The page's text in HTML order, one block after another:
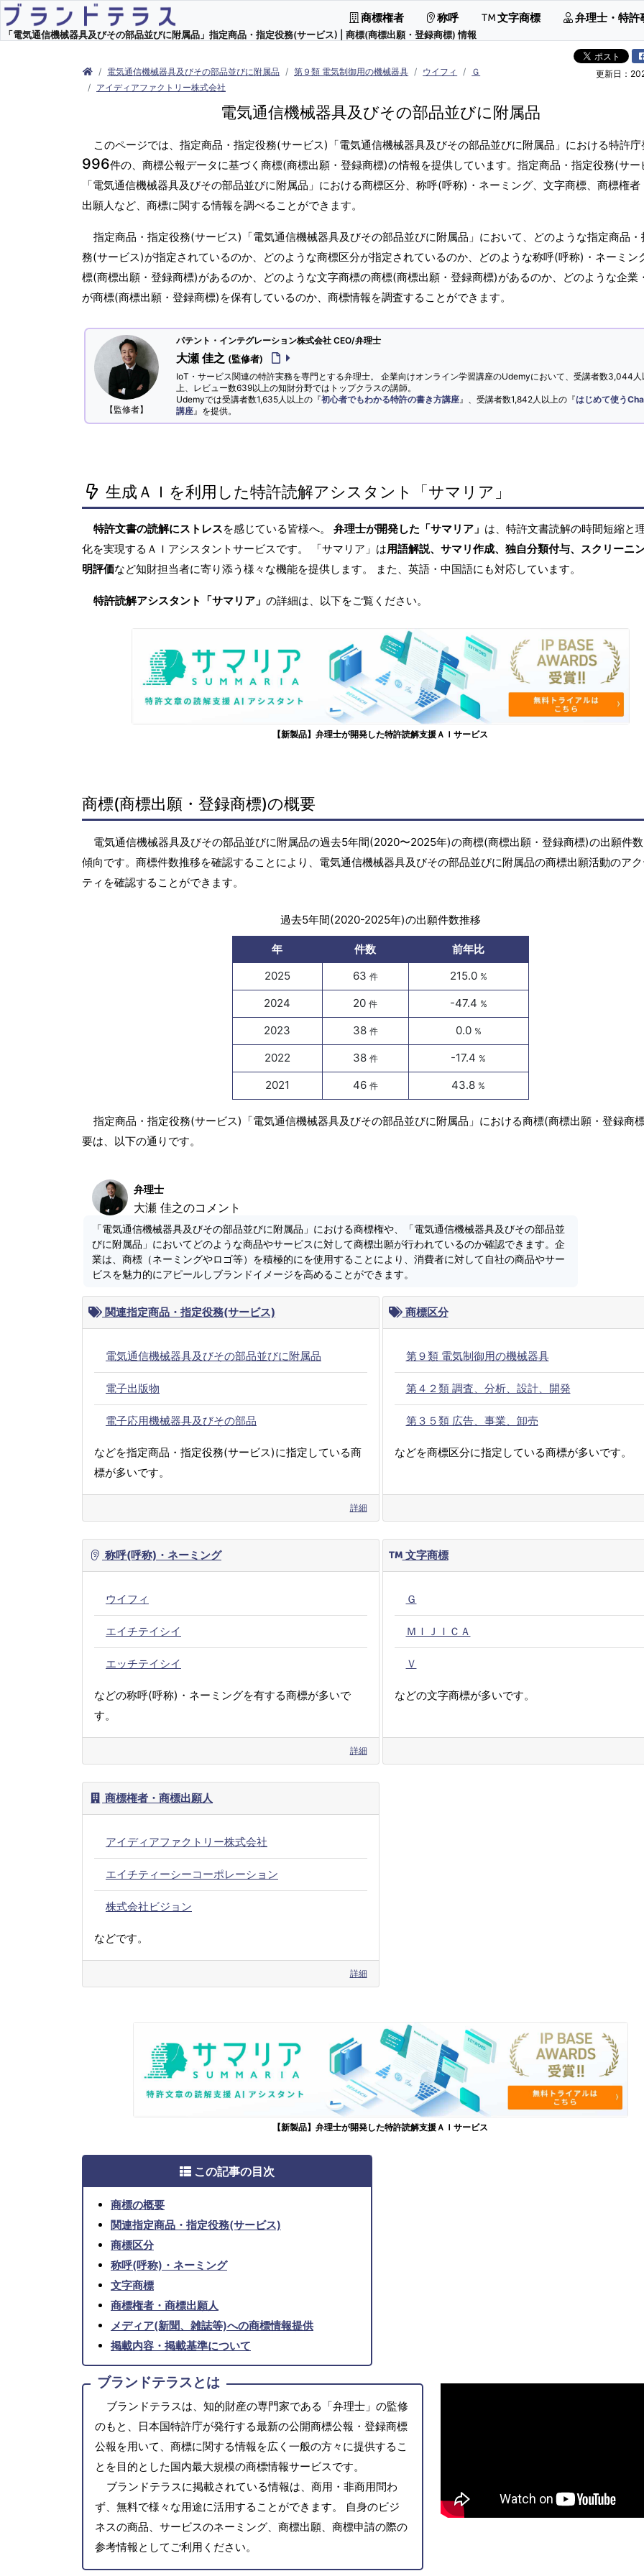
「電気通信機械器具及びその部品並びに附属品」指定商品・指定役務(サービス) | 商標(商標出願・登録商標) 情報
商標権者 称呼 文字商標 弁理士・特許
電気通信機械器具及びその部品並びに附属品 第９類 電気制御用の機械器具 ウイフィ
Ｇ
アイディアファクトリー株式会社
更新日：
電気通信機械器具及びその部品並びに附属品
このページでは、指定商品・指定役務(サービス)「電気通信機械器具及びその部品並びに附属品」における特許庁
996件の、商標公報データに基づく商標(商標出願・登録商標)の情報を提供しています。指定商品・指定役務(サー
「電気通信機械器具及びその部品並びに附属品」における商標区分、称呼(呼称)・ネーミング、文字商標、商標権者
出願人など、商標に関する情報を調べることができます。
指定商品・指定役務(サービス)「電気通信機械器具及びその部品並びに附属品」において、どのような指定商品・
務(サービス)が指定されているのか、どのような商標区分が指定されているのか、どのような称呼(呼称)・ネーミン
標(商標出願・登録商標)があるのか、どのような文字商標の商標(商標出願・登録商標)があるのか、どのような企業
が商標(商標出願・登録商標)を保有しているのか、商標情報を調査することができます。
【監修者】
パテント・インテグレーション株式会社 CEO/弁理士
大瀬 佳之 (監修者)
IoT・サービス関連の特許実務を専門とする弁理士。 企業向けオンライン学習講座のUdemyにおいて、受講者数3,044人
上、レビュー数639以上の知財分野ではトップクラスの講師。
Udemyでは受講者数1,635人以上の『初心者でもわかる特許の書き方講座 』、受講者数1,842人以上の『はじめて使う
講座 』を提供。
生成ＡＩを利用した特許読解アシスタント「サマリア」
特許文書の読解にストレスを感じている皆様へ。 弁理士が開発した「サマリア」 は、特許文書読解の時間短縮と
化を実現するＡＩアシスタントサービスです。 「サマリア」は用語解説、サマリ作成、独自分類付与、スクリーニ
明評価など知財担当者に寄り添う様々な機能を提供します。 また、英語・中国語にも対応しています。
特許読解アシスタント「サマリア」 の詳細は、以下をご覧ください。
【新製品】弁理士が開発した特許読解支援ＡＩサービス
商標(商標出願・登録商標)の概要
電気通信機械器具及びその部品並びに附属品の過去5年間(2020〜2025年)の商標(商標出願・登録商標)の出願件
傾向です。商標件数推移を確認することにより、電気通信機械器具及びその部品並びに附属品の商標出願活動のア
ティを確認することができます。
過去5年間(2020-2025年)の出願件数推移
年 件数
前年比
2025
63 件 215.0 %
2024 20件 -47.4 %
2023 38 件 0.0 %
2022 38 件 -17.4 %
2021 46 件 43.8 %
指定商品・指定役務(サービス)「電気通信機械器具及びその部品並びに附属品」における商標(商標出願・登録商
要は、以下の通りです。
弁理士
大瀬 佳之のコメント
「電気通信機械器具及びその部品並びに附属品」における商標権や、「電気通信機械器具及びその部品並
びに附属品」においてどのような商品やサービスに対して商標出願が行われているのか確認できます。企
業は、商標（ネーミングやロゴ等）を積極的にを使用することにより、消費者に対して自社の商品やサー
ビスを魅力的にアピールしブランドイメージを高めることができます。
関連指定商品・指定役務(サービス)
電気通信機械器具及びその部品並びに附属品
電子出版物
電子応用機械器具及びその部品
などを指定商品・指定役務(サービス)に指定している商
標が多いです。
詳細
商標区分
第９類 電気制御用の機械器具
第４２類 調査、分析、設計、開発
第３５類 広告、事業、卸売
などを商標区分に指定している商標が多いです。
称呼(呼称)・ネーミング
ウイフィ
エイチテイシイ
エッチテイシイ
などの称呼(呼称)・ネーミングを有する商標が多いで
す。
詳細
文字商標
Ｇ
ＭＩＪＩＣＡ
Ｖ
などの文字商標が多いです。
商標権者・商標出願人
アイディアファクトリー株式会社
エイチティーシーコーポレーション
株式会社ビジョン
などです。
詳細
【新製品】弁理士が開発した特許読解支援ＡＩサービス
この記事の目次
商標の概要
関連指定商品・指定役務(サービス)
商標区分
称呼(呼称)・ネーミング
文字商標
商標権者・商標出願人
メディア(新聞、雑誌等)への商標情報提供
掲載内容・掲載基準について
ブランドテラスとは
ブランドテラスは、知的財産の専門家である「弁理士」の監修
のもと、日本国特許庁が発行する最新の公開商標公報・登録商標
公報を用いて、商標に関する情報を広く一般の方々に提供するこ
とを目的とした国内最大規模の商標情報サービスです。
ブランドテラスに掲載されている情報は、商用・非商用問わ
ず、無料で様々な用途に活用することができます。 自身のビジ
ネスの商品、サービスのネーミング、商標出願、商標申請の際の
参考情報としてご利用ください。